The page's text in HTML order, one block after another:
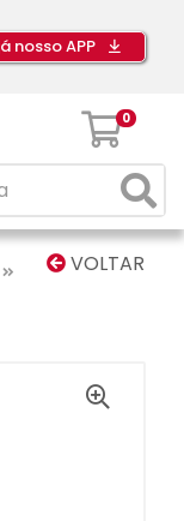
nosso APP
0
VOLTAR